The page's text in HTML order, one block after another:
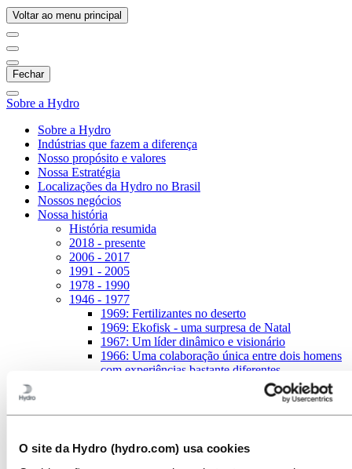
O site da Hydro (hydro.com) usa cookies
Voltar ao menu principal
Fechar
Sobre a Hydro
Sobre a Hydro
Indústrias que fazem a diferença
Nosso propósito e valores
Nossa Estratégia
Localizações da Hydro no Brasil
Nossos negócios
Nossa história
História resumida
2018 - presente
2006 - 2017
1991 - 2005
1978 - 1990
1946 - 1977
1969: Fertilizantes no deserto
1969: Ekofisk - uma surpresa de Natal
1967: Um líder dinâmico e visionário
1966: Uma colaboração única entre dois homens
com experiências bastante diferentes
1963: Trabalho para os pescadores em terra
1950: O metal é magnésio, o carro é o Fusca
1947: Årdal: luz no fim de um longo túnel
1918 - 1928